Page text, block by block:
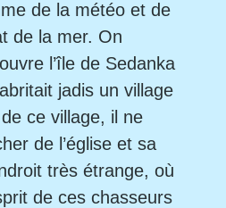
de la météo et de
de la mer. On
l’île de Sedanka
jadis un village
ce village, il ne
de l’église et sa
très étrange, où
de ces chasseurs